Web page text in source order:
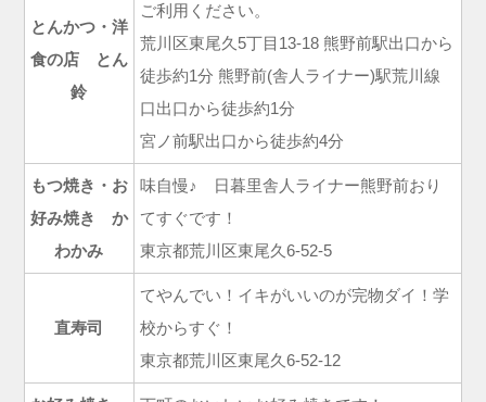
とんかつ・洋
食の店 とん
鈴
ご利用ください。
荒川区東尾久5丁目13-18 熊野前駅出口から
徒歩約1分 熊野前(舎人ライナー)駅荒川線
口出口から徒歩約1分
宮ノ前駅出口から徒歩約4分
もつ焼き・お
好み焼き か
わかみ
味自慢♪ 日暮里舎人ライナー熊野前おり
てすぐです！
東京都荒川区東尾久6-52-5
直寿司
てやんでい！イキがいいのが完物ダイ！学
校からすぐ！
東京都荒川区東尾久6-52-12